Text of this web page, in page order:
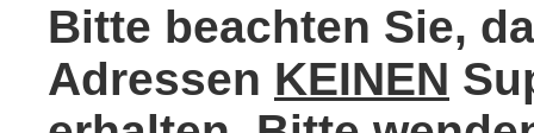
Bitte beachten Sie,
Adressen KEINEN